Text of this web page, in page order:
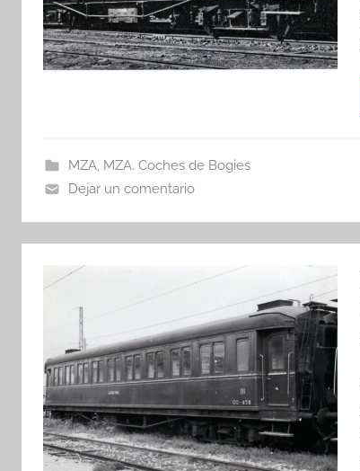
MZA, MZA. Coches de Bogies
Dejar un comentario